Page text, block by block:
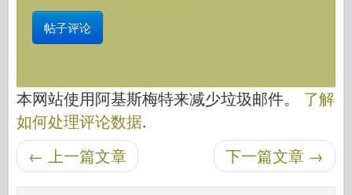
本网站使用阿基斯梅特来减少垃圾邮件。 了解
如何处理评论数据.
后导航 下一篇文章 →
← 上一篇文章